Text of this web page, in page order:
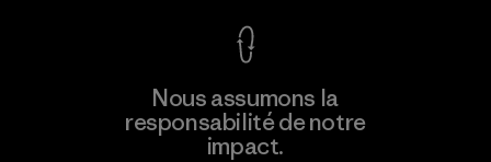
Nous assumons la
responsabilité de notre
impact.